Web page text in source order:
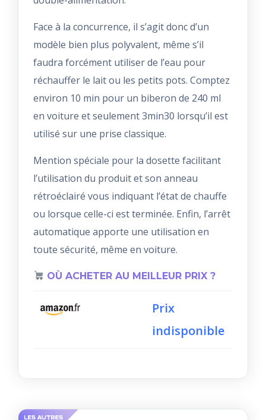
Face à la concurrence, il s’agit donc d’un
modèle bien plus polyvalent, même s’il
faudra forcément utiliser de l’eau pour
réchauffer le lait ou les petits pots. Comptez
environ 10 min pour un biberon de 240 ml
en voiture et seulement 3min30 lorsqu’il est
utilisé sur une prise classique.
Mention spéciale pour la dosette facilitant
l’utilisation du produit et son anneau
rétroéclairé vous indiquant l’état de chauffe
ou lorsque celle-ci est terminée. Enfin, l’arrêt
automatique apporte une utilisation en
toute sécurité, même en voiture.
OÙ ACHETER AU MEILLEUR PRIX ?
Prix
indisponible